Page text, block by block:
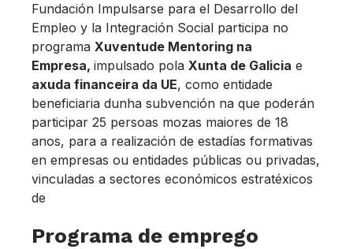
Fundación Impulsarse para el Desarrollo del
Empleo y la Integración Social participa no
programa Xuventude Mentoring na
Empresa, impulsado pola Xunta de Galicia e
axuda financeira da UE, como entidade
beneficiaria dunha subvención na que poderán
participar 25 persoas mozas maiores de 18
anos, para a realización de estadías formativas
en empresas ou entidades públicas ou privadas,
vinculadas a sectores económicos estratéxicos
de
Programa de emprego